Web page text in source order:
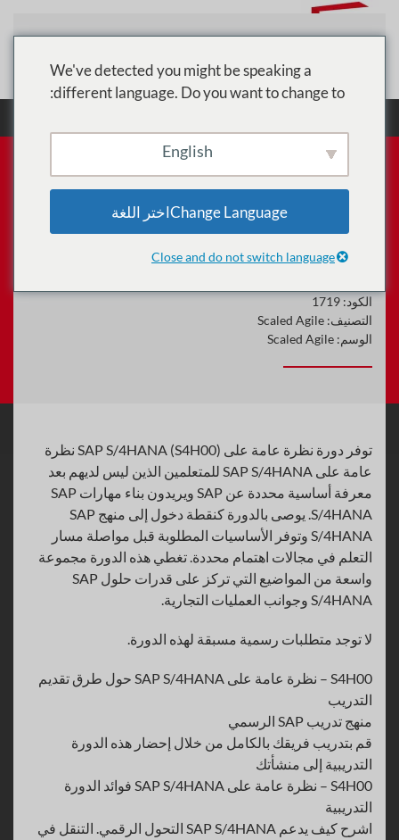
S4H00 - تدريب نظرة عامة على
SAP S / 4HANA
الكود: 1719
التصنيف: Scaled Agile
الوسم: Scaled Agile
توفر دورة نظرة عامة على SAP S/4HANA (S4H00) نظرة
عامة على SAP S/4HANA للمتعلمين الذين ليس لديهم بعد
معرفة أساسية محددة عن SAP ويريدون بناء مهارات SAP
S/4HANA. يوصى بالدورة كنقطة دخول إلى منهج SAP
S/4HANA وتوفر الأساسيات المطلوبة قبل مواصلة مسار
التعلم في مجالات اهتمام محددة. تغطي هذه الدورة مجموعة
واسعة من المواضيع التي تركز على قدرات حلول SAP
S/4HANA وجوانب العمليات التجارية.
لا توجد متطلبات رسمية مسبقة لهذه الدورة.
S4H00 – نظرة عامة على SAP S/4HANA حول طرق تقديم
التدريب
منهج تدريب SAP الرسمي
قم بتدريب فريقك بالكامل من خلال إحضار هذه الدورة
التدريبية إلى منشأتك
S4H00 – نظرة عامة على SAP S/4HANA فوائد الدورة
التدريبية
اشرح كيف يدعم SAP S/4HANA التحول الرقمي. التنقل في
We've detected you might be speaking a
different language. Do you want to change to:
English
Change Languageاختر اللغة
Close and do not switch language